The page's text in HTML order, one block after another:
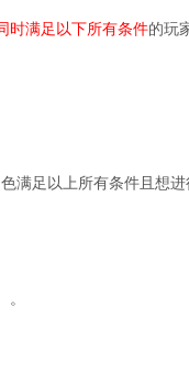
时满足以下所有条件的玩
满足以上所有条件且想
。